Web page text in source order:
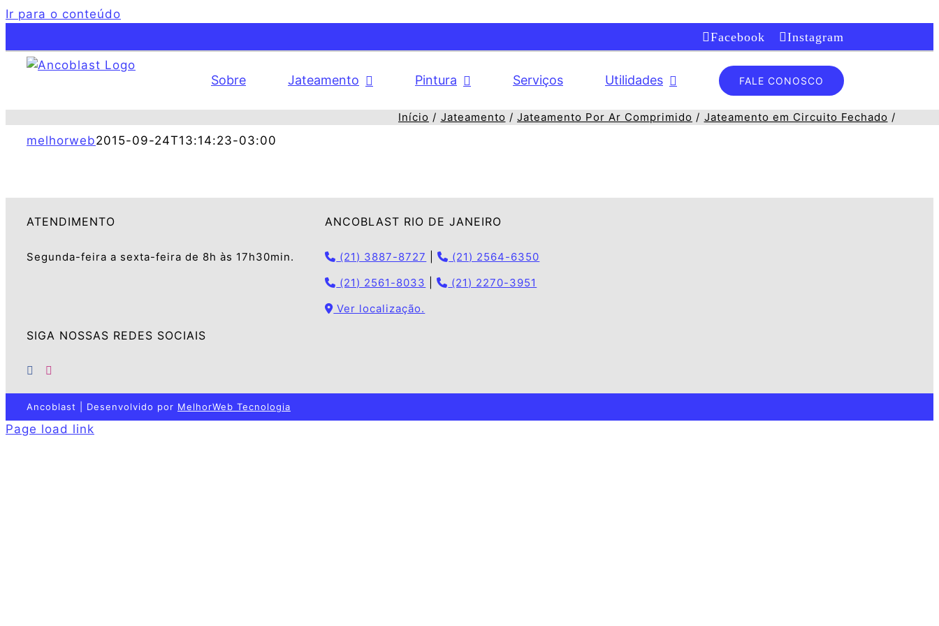
Ir para o conteúdo
Facebook
Instagram
Sobre Jateamento Pintura Serviços Utilidades FALE CONOSCO
Início Jateamento Jateamento Por Ar Comprimido Jateamento em Circuito Fechado
melhorweb2015-09-24T13:14:23-03:00
ATENDIMENTO
Segunda-feira a sexta-feira de 8h às 17h30min.
ANCOBLAST RIO DE JANEIRO
(21) 3887-8727 |
(21) 2564-6350
(21) 2561-8033
|
(21) 2270-3951
Ver localização.
SIGA NOSSAS REDES SOCIAIS
Ancoblast | Desenvolvido por MelhorWeb Tecnologia
Page load link